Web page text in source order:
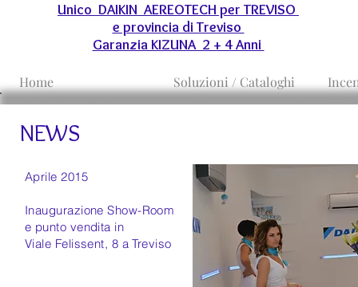
Unico DAIKIN AEREOTECH per TREVISO
e provincia di Treviso
Garanzia KIZUNA 2 + 4 Anni
Home Soluzioni / Cataloghi
NEWS
Aprile 2015
Inaugurazione Show-Room
e punto vendita in
Viale Felissent, 8 a Treviso